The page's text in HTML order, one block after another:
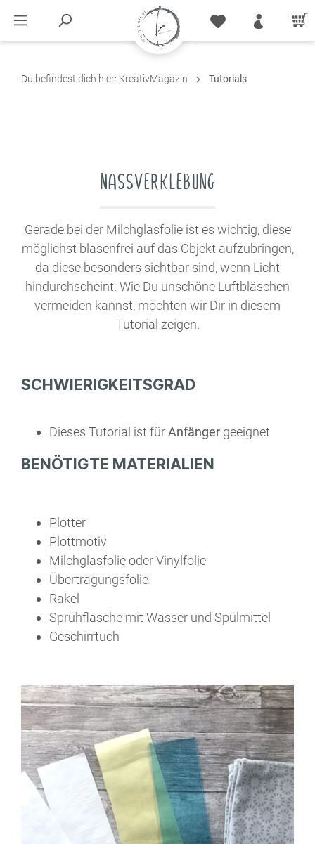
Du befindest dich hier: KreativMagazin Tutorials
NASSVERKLEBUNG
Gerade bei der Milchglasfolie ist es wichtig, diese
möglichst blasenfrei auf das Objekt aufzubringen,
da diese besonders sichtbar sind, wenn Licht
hindurchscheint. Wie Du unschöne Luftbläschen
vermeiden kannst, möchten wir Dir in diesem
Tutorial zeigen.
SCHWIERIGKEITSGRAD
Dieses Tutorial ist fürAnfänger geeignet
BENÖTIGTE MATERIALIEN
Plotter
Plottmotiv
Milchglasfolie oder Vinylfolie
Übertragungsfolie
Rakel
Sprühflasche mit Wasser und Spülmittel
Geschirrtuch